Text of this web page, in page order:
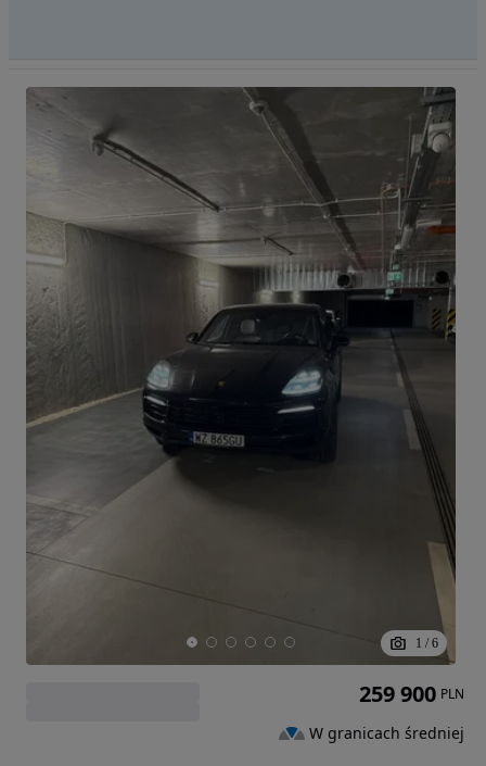
1 / 6
259 900 PLN
W granicach średniej